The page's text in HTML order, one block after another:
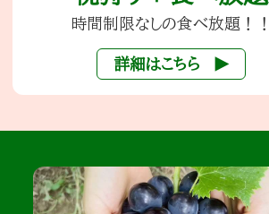
時間制限なしの食べ放題！！
詳細はこちら